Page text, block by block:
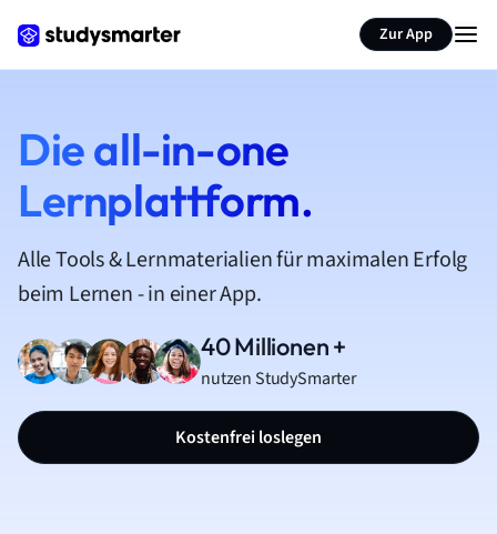
Zur App
Die all-in-one
Lernplattform.
Alle Tools & Lernmaterialien für maximalen Erfolg
beim Lernen - in einer App.
40 Millionen +
nutzen StudySmarter
Kostenfrei loslegen